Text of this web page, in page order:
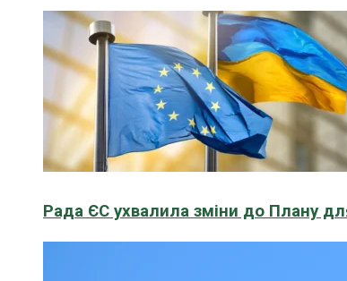
Рада ЄС ухвалила зміни до Плану